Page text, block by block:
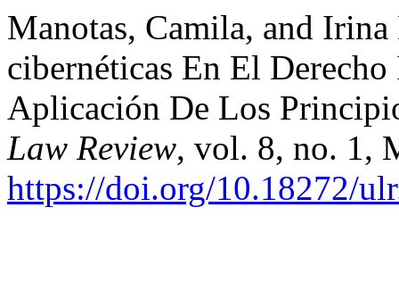
Manotas, Camila, and Irina
cibernéticas En El
Aplicación De Los
Law Review, vol. 8, no. 1,
https://doi.org/10.18272/